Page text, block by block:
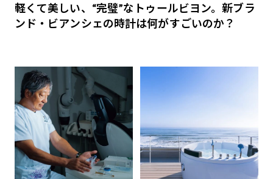
軽くて美しい、“完璧”なトゥールビヨン。新ブラ
ンド・ビアンシェの時計は何がすごいのか？